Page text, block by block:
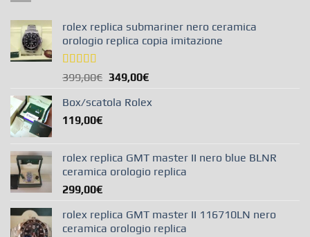
rolex replica submariner nero ceramica
orologio replica copia imitazione
Valutato
5.00su 5
399,00€ 349,00€
Box/scatola Rolex
119,00€
rolex replica GMT master II nero blue BLNR
ceramica orologio replica
299,00€
rolex replica GMT master II 116710LN nero
ceramica orologio replica